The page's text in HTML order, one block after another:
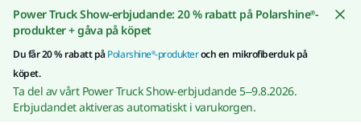
Gå till innehållet
Power Truck Show-erbjudande: 20 % rabatt på Polarshine®-
produkter + gåva på köpet
Du får 20 % rabatt påPolarshine®-produkteroch en mikrofiberduk på
köpet.
Ta del av vårt Power Truck Show-erbjudande 5–9.8.2026.
Erbjudandet aktiveras automatiskt i varukorgen.